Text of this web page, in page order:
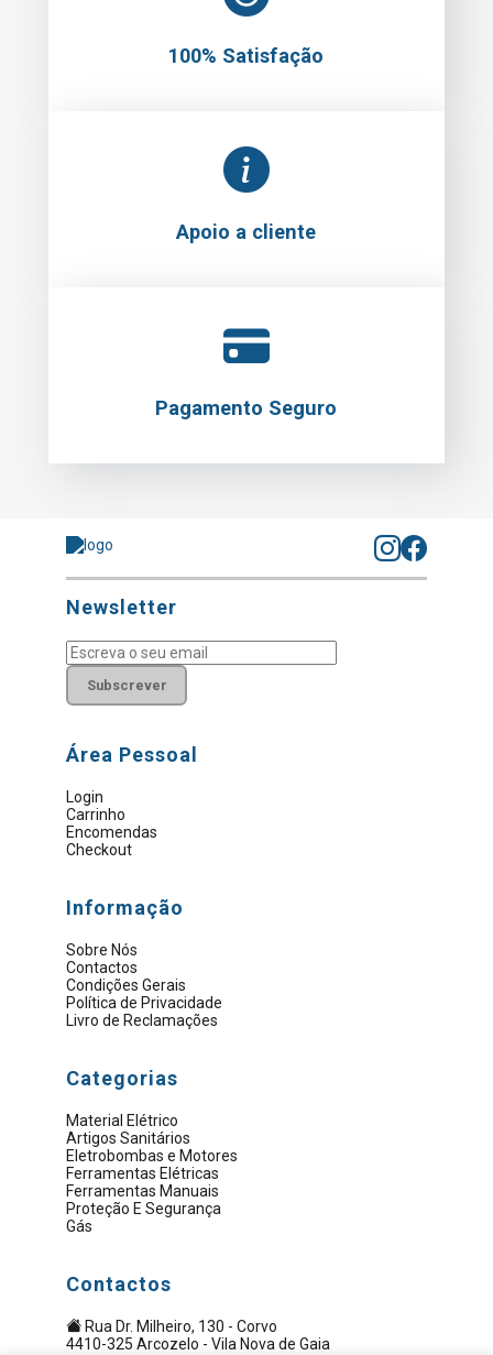
100% Satisfação
Apoio a cliente
Pagamento Seguro
Newsletter
Subscrever
Área Pessoal
Login
Carrinho
Encomendas
Checkout
Informação
Sobre Nós
Contactos
Condições Gerais
Política de Privacidade
Livro de Reclamações
Categorias
Material Elétrico
Artigos Sanitários
Eletrobombas e Motores
Ferramentas Elétricas
Ferramentas Manuais
Proteção E Segurança
Gás
Contactos
Rua Dr. Milheiro, 130 - Corvo
4410-325 Arcozelo - Vila Nova de Gaia